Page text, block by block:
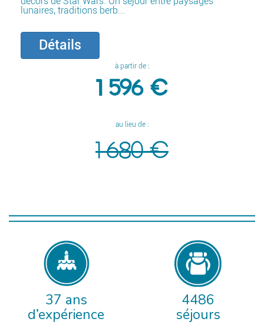
lunaires, traditions berb...
Détails
à partir de :
1 596 €
au lieu de :
1 680 €
37 ans
d’expérience
4486
séjours